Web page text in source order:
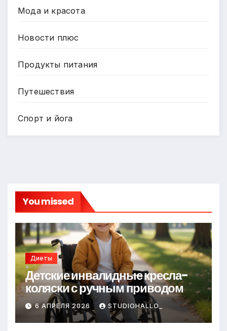
Мода и красота
Новости плюс
Продукты питания
Путешествия
Спорт и йога
You missed
Диеты
Детские инвалидные кресла-
коляски с ручным приводом
6 АПРЕЛЯ 2026 STUDIOHALLO_